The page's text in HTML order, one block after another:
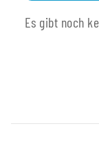
Es gibt noch